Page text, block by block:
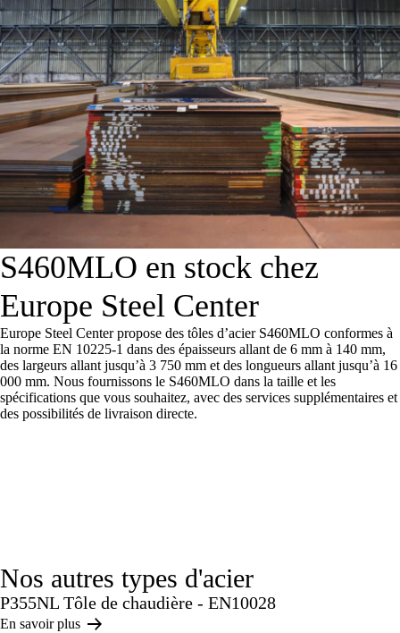
S460MLO en stock chez
Europe Steel Center
Europe Steel Center propose des tôles d’acier S460MLO conformes à
la norme EN 10225-1 dans des épaisseurs allant de 6 mm à 140 mm,
des largeurs allant jusqu’à 3 750 mm et des longueurs allant jusqu’à 16
000 mm. Nous fournissons le S460MLO dans la taille et les
spécifications que vous souhaitez, avec des services supplémentaires et
des possibilités de livraison directe.
Nos autres types d'acier
P355NL Tôle de chaudière - EN10028
En savoir plus